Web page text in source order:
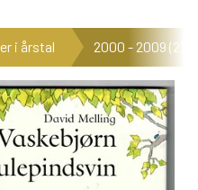
i årstal 2000 - 2009 (2)